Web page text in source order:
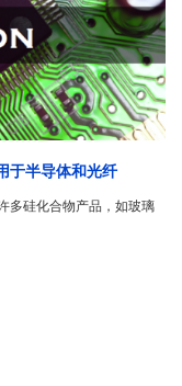
于半导体和光纤
多硅化合物产品，如玻璃